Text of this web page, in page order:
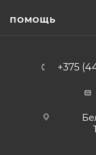
ПОМОЩЬ
+375